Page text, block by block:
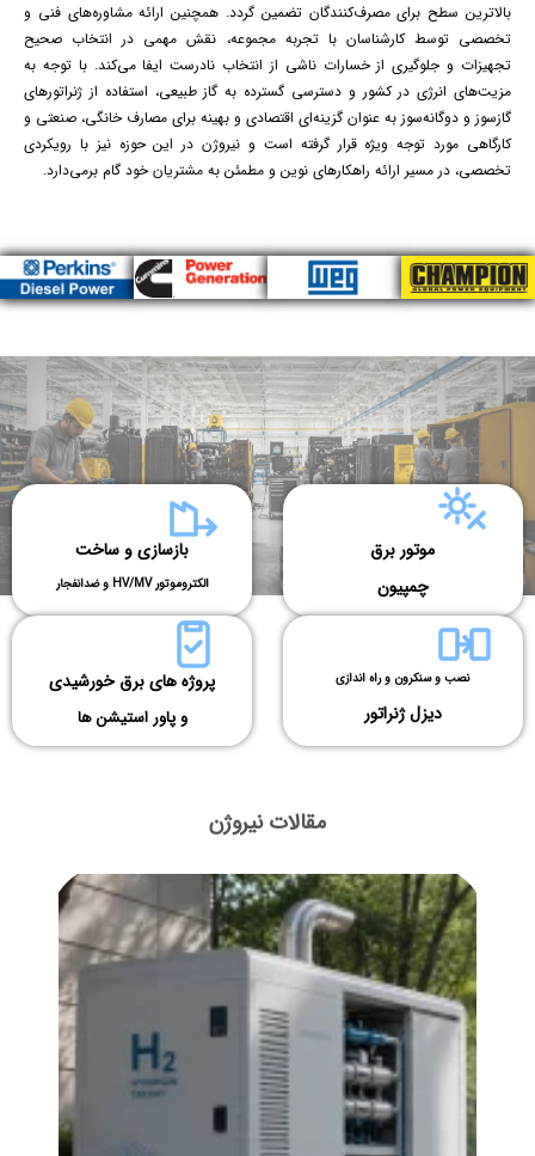
بالاترین سطح برای مصرف‌کنندگان تضمین گردد. همچنین ارائه مشاوره‌های فنی و
تخصصی توسط کارشناسان با تجربه مجموعه، نقش مهمی در انتخاب صحیح
تجهیزات و جلوگیری از خسارات ناشی از انتخاب نادرست ایفا می‌کند. با توجه به
مزیت‌های انرژی در کشور و دسترسی گسترده به گاز طبیعی، استفاده از ژنراتورهای
گازسوز و دوگانه‌سوز به عنوان گزینه‌ای اقتصادی و بهینه برای مصارف خانگی، صنعتی و
کارگاهی مورد توجه ویژه قرار گرفته است و نیروژن در این حوزه نیز با رویکردی
تخصصی، در مسیر ارائه راهکارهای نوین و مطمئن به مشتریان خود گام برمی‌دارد.
موتور برق
چمپیون
بازسازی و ساخت
الکتروموتور HV/MV و ضدانفجار
نصب و سنکرون و راه اندازی
دیزل ژنراتور
پروژه های برق خورشیدی
و پاور استیشن ها
مقالات نیروژن